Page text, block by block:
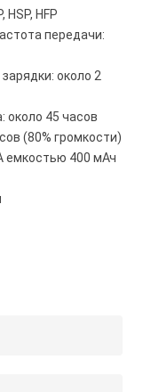
HFP
передачи:
около 2
около 45 часов
(80% громкости)
емкостью 400 мАч